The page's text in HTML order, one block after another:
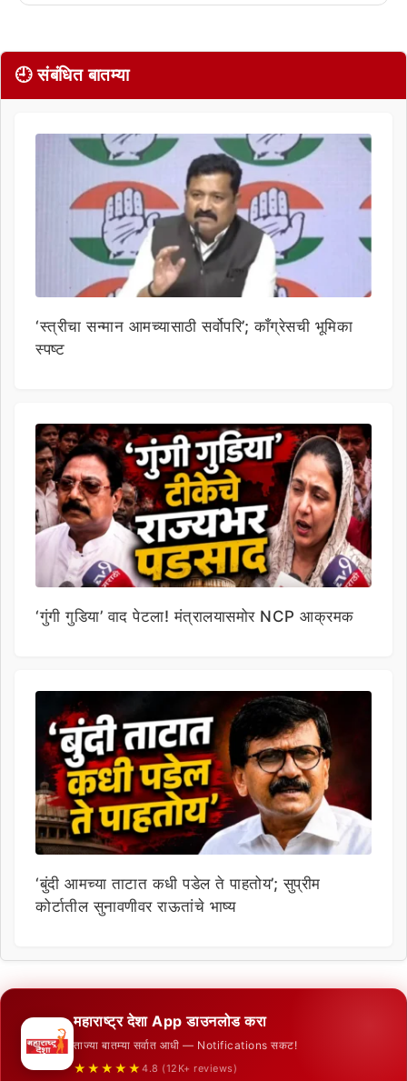
🕘 संबंधित बातम्या
‘स्त्रीचा सन्मान आमच्यासाठी सर्वोपरि’; काँग्रेसची भूमिका
स्पष्ट
‘गुंगी गुडिया’ वाद पेटला! मंत्रालयासमोर NCP आक्रमक
‘बुंदी आमच्या ताटात कधी पडेल ते पाहतोय’; सुप्रीम
कोर्टातील सुनावणीवर राऊतांचे भाष्य
महाराष्ट्र देशा App डाउनलोड करा
ताज्या बातम्या सर्वात आधी — Notifications सकट!
★★★★★ 4.8 (12K+ reviews)